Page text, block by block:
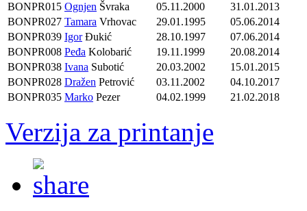
BONPR015 Ognjen Švraka 05.11.2000
31.01.2013
BONPR027 Tamara Vrhovac 29.01.1995
05.06.2014
BONPR039 IgorĐukić 28.10.1997
07.06.2014
BONPR008 Peđa Kolobarić 19.11.1999
20.08.2014
BONPR038 Ivana Subotić 20.03.2002
15.01.2015
BONPR028 Dražen Petrović 03.11.2002
04.10.2017
BONPR035 Marko Pezer 04.02.1999 21.02.2018
Verzija za printanje